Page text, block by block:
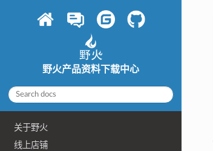
野火产品资料下载中心
关于野火
线上店铺